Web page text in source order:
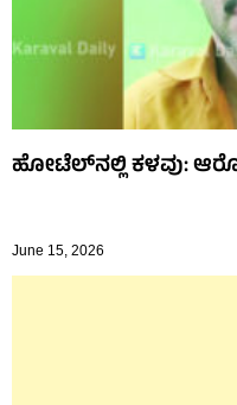
ಹೋಟೆಲ್‌ನಲ್ಲಿ ಕಳವು:
June 15, 2026